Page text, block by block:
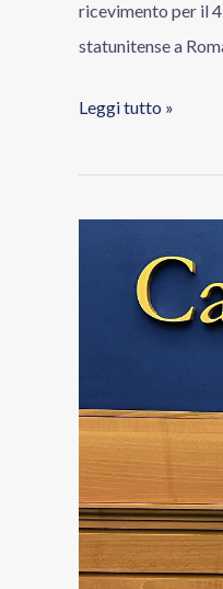
ricevimento per il
statunitense a
Leggi tutto »
proposta
per
l’assistenza
sanitaria
per